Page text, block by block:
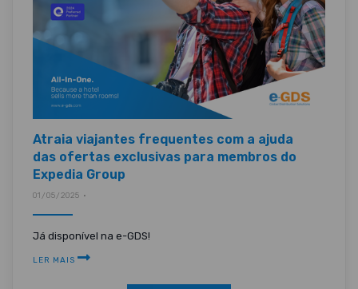
Atraia viajantes frequentes com a ajuda
das ofertas exclusivas para membros do
Expedia Group
01/05/2025 •
Já disponível na e-GDS!
LER MAIS